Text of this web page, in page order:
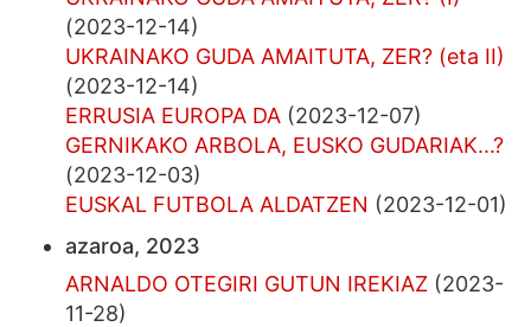
(2023-12-14)
UKRAINAKO GUDA AMAITUTA, ZER? (eta II)
(2023-12-14)
ERRUSIA EUROPA DA (2023-12-07)
GERNIKAKO ARBOLA, EUSKO GUDARIAK...?
(2023-12-03)
EUSKAL FUTBOLA ALDATZEN (2023-12-01)
azaroa, 2023
ARNALDO OTEGIRI GUTUN IREKIAZ (2023-
11-28)